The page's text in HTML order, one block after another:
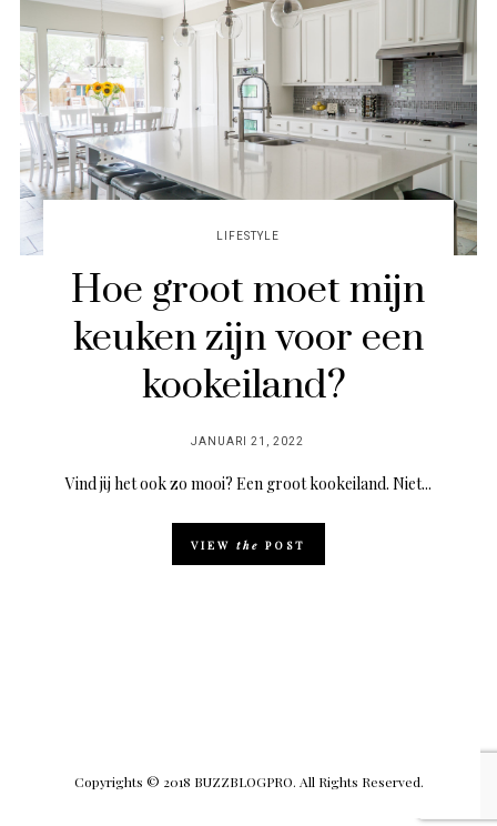
LIFESTYLE
Hoe groot moet mijn
keuken zijn voor een
kookeiland?
POSTED
JANUARI 21, 2022
Vind jij het ook zo mooi? Een groot kookeiland. Niet...
VIEW the POST
Copyrights © 2018 BUZZBLOGPRO. All Rights Reserved.